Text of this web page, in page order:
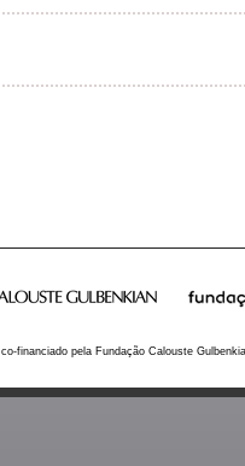
financiado pela Fundação Calouste